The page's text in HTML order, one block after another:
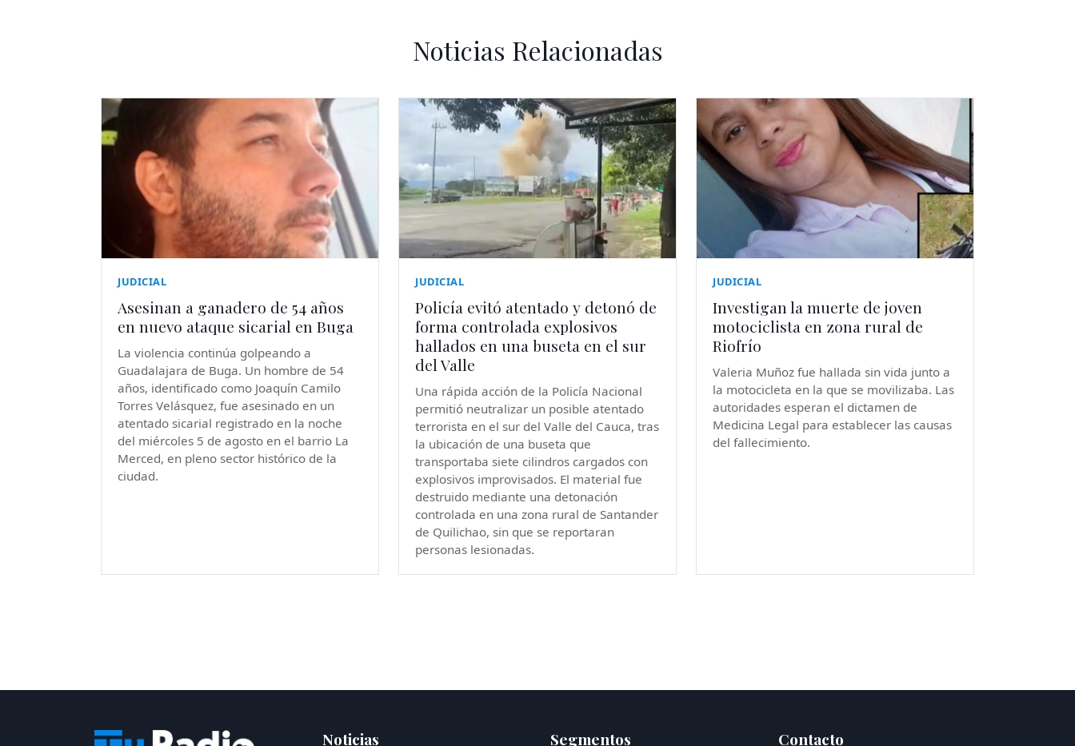
Noticias Relacionadas
JUDICIAL
Asesinan a ganadero de 54 años
en nuevo ataque sicarial en Buga
La violencia continúa golpeando a
Guadalajara de Buga. Un hombre de 54
años, identificado como Joaquín Camilo
Torres Velásquez, fue asesinado en un
atentado sicarial registrado en la noche
del miércoles 5 de agosto en el barrio La
Merced, en pleno sector histórico de la
ciudad.
JUDICIAL
Policía evitó atentado y detonó de
forma controlada explosivos
hallados en una buseta en el sur
del Valle
Una rápida acción de la Policía Nacional
permitió neutralizar un posible atentado
terrorista en el sur del Valle del Cauca, tras
la ubicación de una buseta que
transportaba siete cilindros cargados con
explosivos improvisados. El material fue
destruido mediante una detonación
controlada en una zona rural de Santander
de Quilichao, sin que se reportaran
personas lesionadas.
JUDICIAL
Investigan la muerte de joven
motociclista en zona rural de
Riofrío
Valeria Muñoz fue hallada sin vida junto a
la motocicleta en la que se movilizaba. Las
autoridades esperan el dictamen de
Medicina Legal para establecer las causas
del fallecimiento.
Noticias Segmentos Contacto